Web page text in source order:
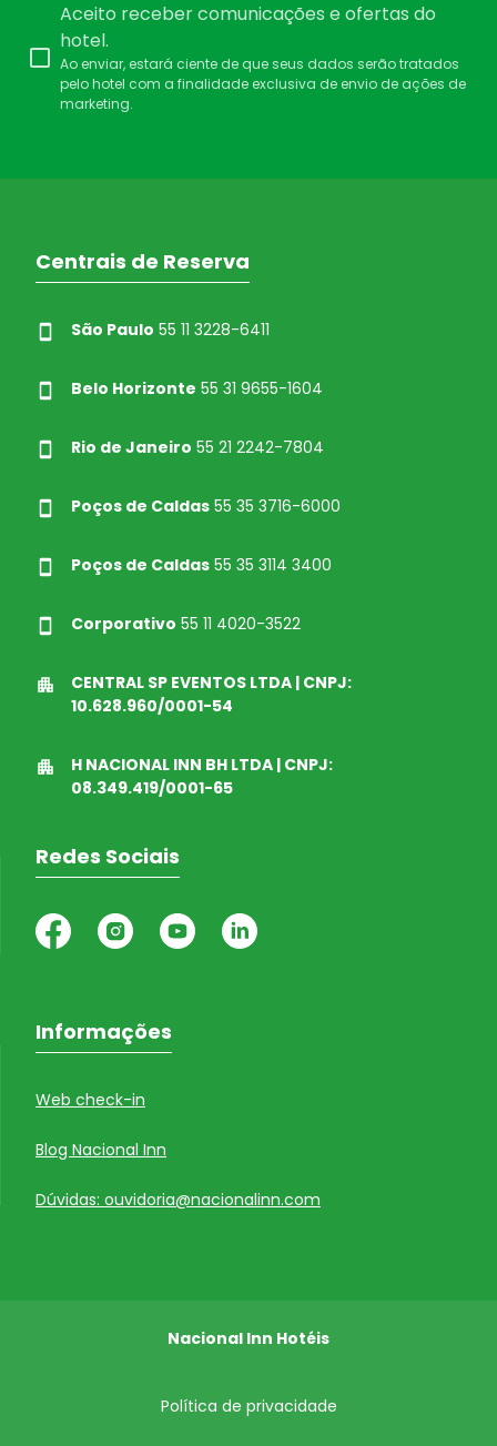
Aceito receber comunicações e ofertas do
hotel.
Ao enviar, estará ciente de que seus dados serão tratados
pelo hotel com a finalidade exclusiva de envio de ações de
marketing.
Centrais de Reserva
São Paulo 55 11 3228-6411
Belo Horizonte 55 31 9655-1604
Rio de Janeiro 55 21 2242-7804
Poços de Caldas 55 35 3716-6000
Poços de Caldas 55 35 3114 3400
Corporativo 55 11 4020-3522
CENTRAL SP EVENTOS LTDA | CNPJ:
10.628.960/0001-54
H NACIONAL INN BH LTDA | CNPJ:
08.349.419/0001-65
Redes Sociais
Informações
Web check-in
Blog Nacional Inn
Dúvidas: ouvidoria@nacionalinn.com
Nacional Inn Hotéis
Política de privacidade